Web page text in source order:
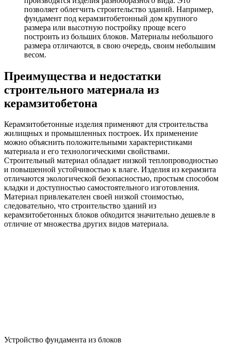
позволяет облегчить строительство зданий. Например,
фундамент под керамзитобетонный дом крупного
размера или высотную постройку проще всего
построить из больших блоков. Материалы небольшого
размера отличаются, в свою очередь, своим небольшим
весом.
Преимущества и недостатки
строительного материала из
керамзитобетона
Керамзитобетонные изделия применяют для строительства
жилищных и промышленных построек. Их применение
можно объяснить положительными характеристиками
материала и его технологическими свойствами.
Строительный материал обладает низкой теплопроводностью
и повышенной устойчивостью к влаге. Изделия из керамзита
отличаются экологической безопасностью, простым способом
кладки и доступностью самостоятельного изготовления.
Материал привлекателен своей низкой стоимостью,
следовательно, что строительство зданий из
керамзитобетонных блоков обходится значительно дешевле в
отличие от множества других видов материала.
Устройство фундамента из блоков